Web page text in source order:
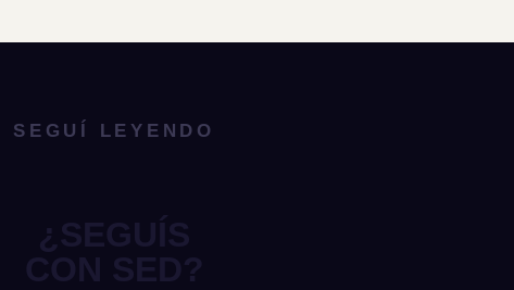
SEGUÍ LEYENDO
¿SEGUÍS
CON SED?